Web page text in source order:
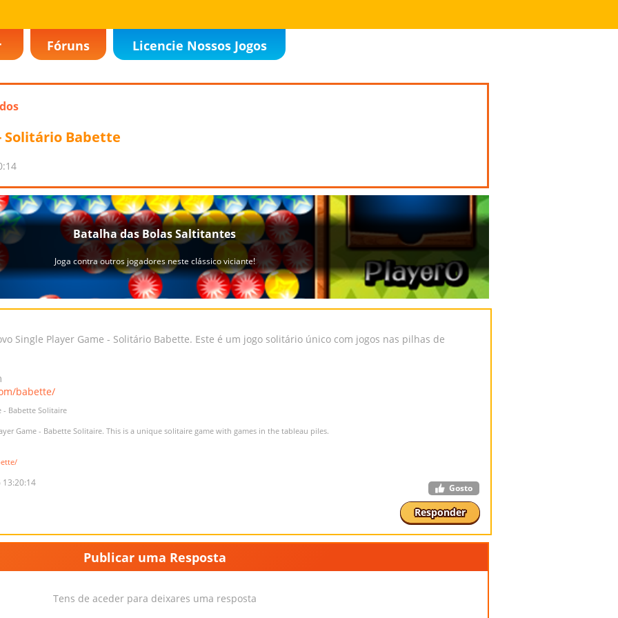
Fóruns Licencie Nossos Jogos
Solitário Babette
Single Player Game - Solitário Babette. Este é um jogo solitário único com jogos nas pilhas de
babette/
- Babette Solitaire
Game - Babette Solitaire. This is a unique solitaire game with games in the tableau piles.
13:20:14 Gosto
Responder
Publicar uma Resposta
Tens de aceder para deixares uma resposta